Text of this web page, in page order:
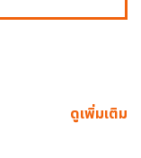
ดูเพิ่มเติม